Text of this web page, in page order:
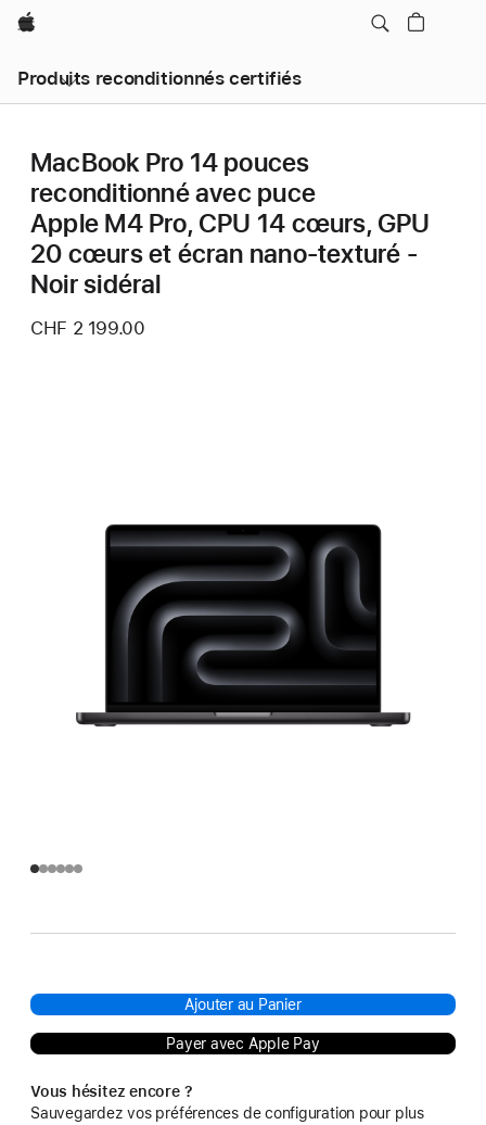
Apple
Produits reconditionnés certifiés
MacBook Pro 14 pouces
reconditionné avec puce
Apple M4 Pro, CPU 14 cœurs, GPU
20 cœurs et écran nano-texturé -
Noir sidéral
CHF 2 199.00
Ajouter au Panier
Payer avec Apple Pay
Vous hésitez encore ?
Sauvegardez vos préférences de configuration pour plus